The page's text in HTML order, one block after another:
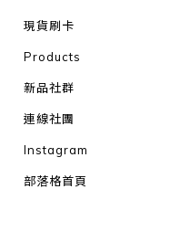
現貨刷卡
Products
新品社群
連線社團
Instagram
部落格首頁